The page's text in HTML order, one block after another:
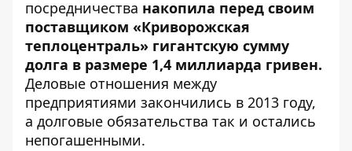
посредничества накопила перед своим
поставщиком «Криворожская
теплоцентраль» гигантскую сумму
долга в размере 1,4 миллиарда гривен.
Деловые отношения между
предприятиями закончились в 2013 году,
а долговые обязательства так и остались
непогашенными.